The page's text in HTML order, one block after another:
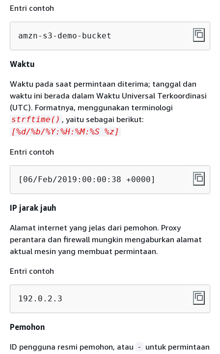
Entri contoh
amzn-s3-demo-bucket
Waktu
Waktu pada saat permintaan diterima; tanggal dan
waktu ini berada dalam Waktu Universal Terkoordinasi
(UTC). Formatnya, menggunakan terminologi
strftime() , yaitu sebagai berikut:
[%d/%b/%Y:%H:%M:%S %z]
Entri contoh
[06/Feb/2019:00:00:38 +0000]
IP jarak jauh
Alamat internet yang jelas dari pemohon. Proxy
perantara dan firewall mungkin mengaburkan alamat
aktual mesin yang membuat permintaan.
Entri contoh
192.0.2.3
Pemohon
ID pengguna resmi pemohon, atau - untuk permintaan